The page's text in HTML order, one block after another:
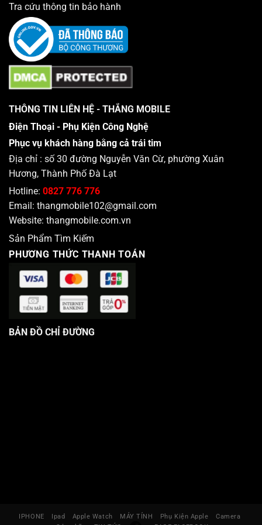
Tra cứu thông tin bảo hành
THÔNG TIN LIÊN HỆ - THẮNG MOBILE
Điện Thoại - Phụ Kiện Công Nghệ
Phục vụ khách hàng bằng cả trái tim
Địa chỉ : số 30 đường Nguyễn Văn Cừ, phường Xuân
Hương, Thành Phố Đà Lạt
Hotline: 0827 776 776
Email: thangmobile102@gmail.com
Website: thangmobile.com.vn
Sản Phẩm Tìm Kiếm
PHƯƠNG THỨC THANH TOÁN
BẢN ĐỒ CHỈ ĐƯỜNG
IPHONE Ipad Apple Watch MÁY TÍNH Phụ Kiện Apple
Camera